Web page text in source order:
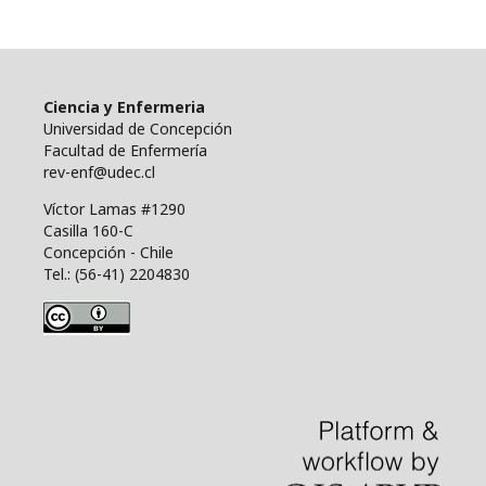
Ciencia y Enfermeria
Universidad de Concepción
Facultad de Enfermería
rev-enf@udec.cl
Víctor Lamas #1290
Casilla 160-C
Concepción - Chile
Tel.: (56-41) 2204830